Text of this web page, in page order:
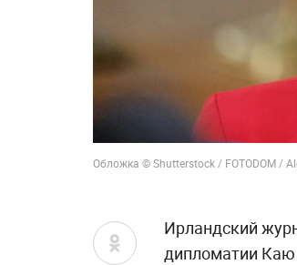
Обложка © Shutterstock / FOTODOM /
Ирландский
дипломатии Каю